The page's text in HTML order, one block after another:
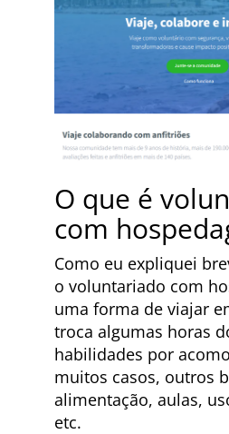
O que é
com
Como eu expliquei
o voluntariado com
uma forma de viajar
troca algumas horas
habilidades por
muitos casos, outros
alimentação, aulas,
etc.